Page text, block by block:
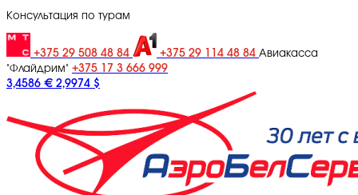
Консультация по турам
+375 29 508 48 84 +375 29 114 48 84 Авиакасса
"Флайдрим" +375 17 3 666 999
3,4586 € 2,9974 $